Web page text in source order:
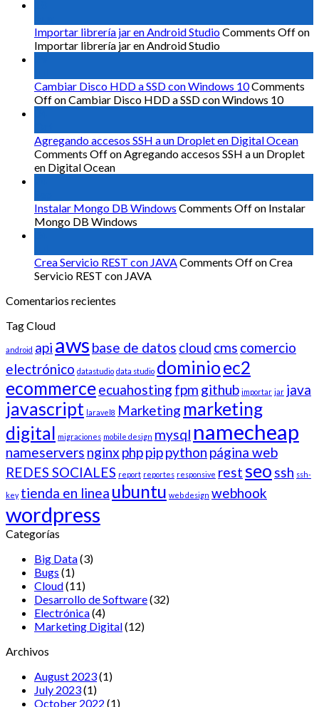
Importar librería jar en Android StudioComments Offon
Importar librería jar en Android Studio
Cambiar Disco HDD a SSD con Windows 10Comments
Offon Cambiar Disco HDD a SSD con Windows 10
Agregando accesos SSH a un Droplet en Digital Ocean
Comments Offon Agregando accesos SSH a un Droplet
en Digital Ocean
Instalar Mongo DB Windows Comments Offon Instalar
Mongo DB Windows
Crea Servicio REST con JAVAComments Offon Crea
Servicio REST con JAVA
Comentarios recientes
Tag Cloud
android api aws base de datos cloud cms comercio
electrónico datastudio data studio dominioec2
ecommerceecuahosting fpm github importar jar java
javascript laravel8 Marketing marketing
digital migraciones mobile design mysql namecheap
nameservers nginx phppippython página web
REDES SOCIALES report reportes responsive restseo ssh ssh-
key tienda en linea ubuntu web design webhook
wordpress
Categorías
Big Data(3)
Bugs (1)
Cloud(11)
Desarrollo de Software(32)
Electrónica(4)
Marketing Digital(12)
Archivos
August 2023(1)
July 2023(1)
October 2022 (1)